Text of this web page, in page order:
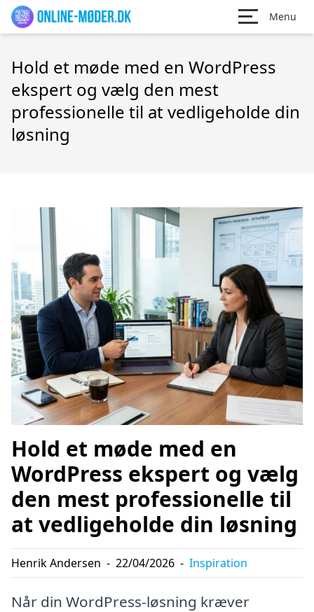
Menu
Hold et møde med en WordPress
ekspert og vælg den mest
professionelle til at vedligeholde din
løsning
Hold et møde med en
WordPress ekspert og vælg
den mest professionelle til
at vedligeholde din løsning
Henrik Andersen - 22/04/2026 - Inspiration
Når din WordPress-løsning kræver